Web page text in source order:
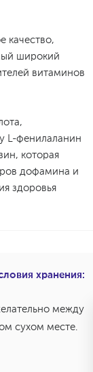
качество,
широкий
витаминов
L-фенилаланин
которая
дофамина и
здоровья
хранения:
между
сухом месте.